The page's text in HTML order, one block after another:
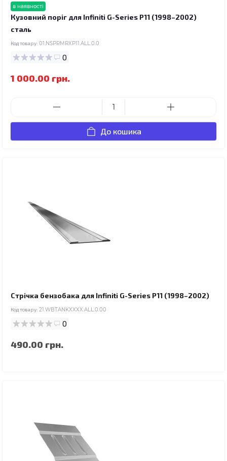
в наявності
Кузовний поріг для Infiniti G-Series P11 (1998–2002)
сталь
Код товару: 01.NSPRMRXP11.ALL.0.0
0
1 000.00 грн.
До кошика
Стрічка бензобака для Infiniti G-Series P11 (1998–2002)
Код товару: 21.WBTANKXXXX.ALL.0.00
0
490.00 грн.